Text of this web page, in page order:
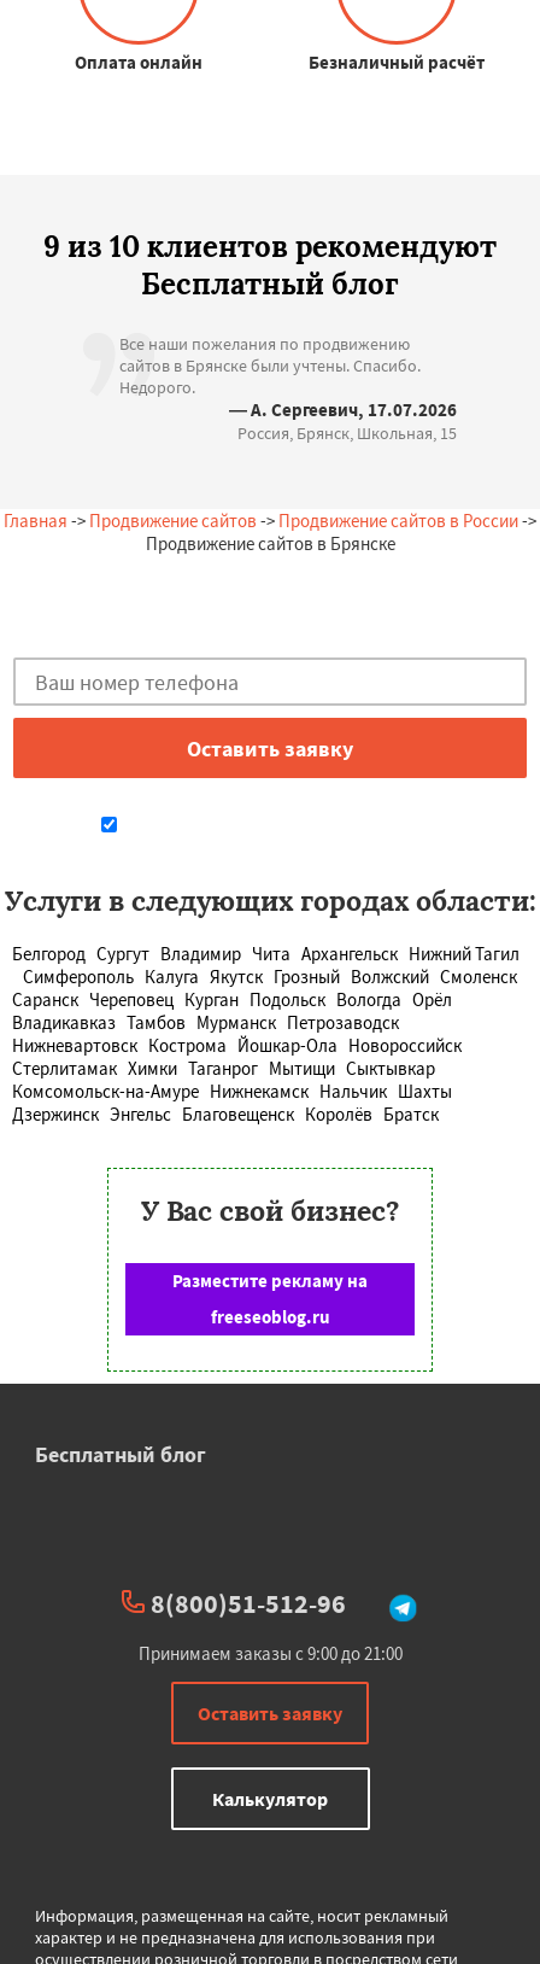
Оплата онлайн Безналичный расчёт
9 из 10 клиентов рекомендуют
Бесплатный блог
Все наши пожелания по продвижению
сайтов в Брянске были учтены. Спасибо.
Недорого.
— А. Сергеевич, 17.07.2026
Россия, Брянск, Школьная, 15
Главная -> Продвижение сайтов -> Продвижение сайтов в России->
Продвижение сайтов в Брянске
Услуги в следующих городах области:
Белгород Сургут Владимир Чита Архангельск Нижний Тагил
Симферополь Калуга Якутск Грозный Волжский Смоленск
Саранск Череповец Курган Подольск Вологда Орёл
Владикавказ Тамбов Мурманск Петрозаводск
Нижневартовск Кострома Йошкар-Ола Новороссийск
Стерлитамак Химки Таганрог Мытищи Сыктывкар
Комсомольск-на-Амуре Нижнекамск Нальчик Шахты
Дзержинск Энгельс Благовещенск Королёв Братск
У Вас свой бизнес?
Разместите рекламу на
freeseoblog.ru
Бесплатный блог
8(800)51-512-96
Принимаем заказы с 9:00 до 21:00
Оставить заявку
Калькулятор
Информация, размещенная на сайте, носит рекламный
характер и не предназначена для использования при
осуществлении розничной торговли в посредством сети